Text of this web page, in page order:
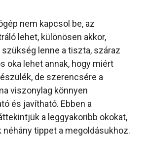
nem kapcsol be, az
lehet, különösen akkor,
lenne a tiszta, száraz
oka lehet annak, hogy miért
de szerencsére a
viszonylag könnyen
és javítható. Ebben a
a leggyakoribb okokat,
tippet a megoldásukhoz.